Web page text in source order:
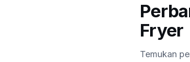
Fryer
Temukan